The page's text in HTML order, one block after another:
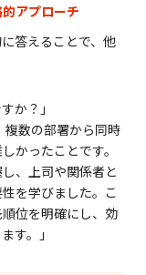
アプローチ
答えることで、他
か？」
複数の部署から同時
かったことです。
、上司や関係者と
を学びました。こ
位を明確にし、効
す。」